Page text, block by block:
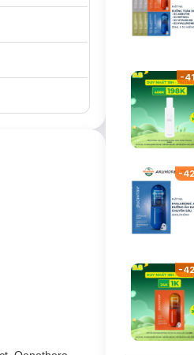
-41
-42
-42